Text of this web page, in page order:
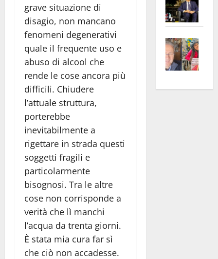
grave situazione di
disagio, non mancano
fenomeni degenerativi
quale il frequente uso e
abuso di alcool che
rende le cose ancora più
difficili. Chiudere
l’attuale struttura,
porterebbe
inevitabilmente a
rigettare in strada questi
soggetti fragili e
particolarmente
bisognosi. Tra le altre
cose non corrisponde a
verità che lì manchi
l’acqua da trenta giorni.
È stata mia cura far sì
che ciò non accadesse.
euro
apre